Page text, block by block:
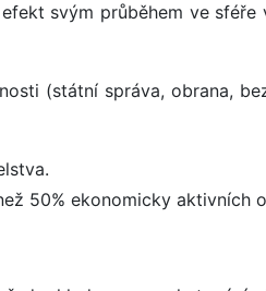
svým průběhem ve
(státní správa, obrana,
50% ekonomicky aktivních